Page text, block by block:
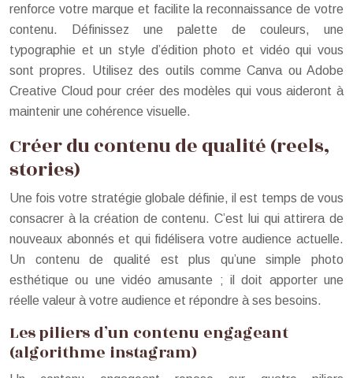
renforce votre marque et facilite la reconnaissance de votre
contenu. Définissez une palette de couleurs, une
typographie et un style d’édition photo et vidéo qui vous
sont propres. Utilisez des outils comme Canva ou Adobe
Creative Cloud pour créer des modèles qui vous aideront à
maintenir une cohérence visuelle.
Créer du contenu de qualité (reels,
stories)
Une fois votre stratégie globale définie, il est temps de vous
consacrer à la création de contenu. C’est lui qui attirera de
nouveaux abonnés et qui fidélisera votre audience actuelle.
Un contenu de qualité est plus qu’une simple photo
esthétique ou une vidéo amusante ; il doit apporter une
réelle valeur à votre audience et répondre à ses besoins.
Les piliers d’un contenu engageant
(algorithme instagram)